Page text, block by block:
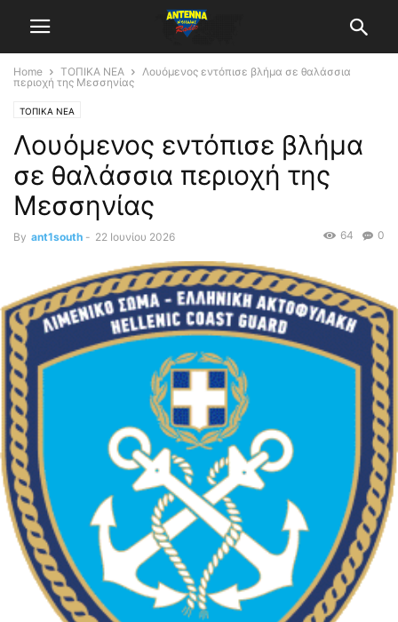
Home ΤΟΠΙΚΑ ΝΕΑ
Λουόμενος εντόπισε βλήμα σε θαλάσσια
περιοχή της Μεσσηνίας
ΤΟΠΙΚΑ ΝΕΑ
Λουόμενος εντόπισε βλήμα
σε θαλάσσια περιοχή της
Μεσσηνίας
By ant1south - 22 Ιουνίου 2026 0
64